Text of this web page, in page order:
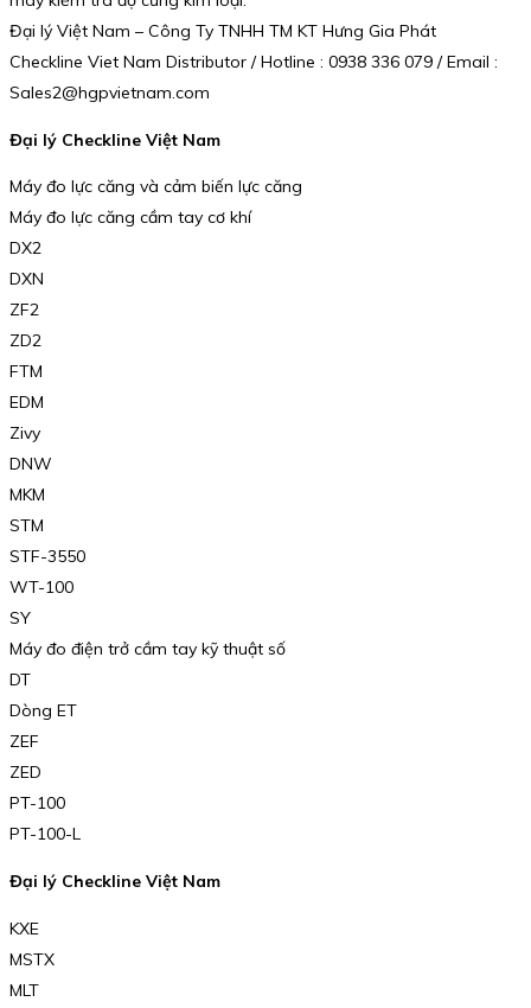
Đại lý Việt Nam – Công Ty TNHH TM KT Hưng Gia Phát
Checkline Viet Nam Distributor / Hotline : 0938 336 079 / Email :
Sales2@hgpvietnam.com
Đại lý Checkline Việt Nam
Máy đo lực căng và cảm biến lực căng
Máy đo lực căng cầm tay cơ khí
DX2
DXN
ZF2
ZD2
FTM
EDM
Zivy
DNW
MKM
STM
STF-3550
WT-100
SY
Máy đo điện trở cầm tay kỹ thuật số
DT
Dòng ET
ZEF
ZED
PT-100
PT-100-L
Đại lý Checkline Việt Nam
KXE
MSTX
MLT